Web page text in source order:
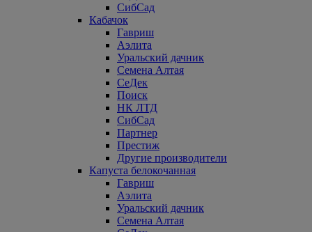
СибСад
Кабачок
Гавриш
Аэлита
Уральский дачник
Семена Алтая
СеДек
Поиск
НК ЛТД
СибСад
Партнер
Престиж
Другие производители
Капуста белокочанная
Гавриш
Аэлита
Уральский дачник
Семена Алтая